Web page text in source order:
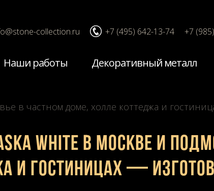
collection.ru +7 (495) 642-13-74 +7
Наши работы Декоративный металл
в частном доме, холле коттеджа и
White в Москве и
и гостиницах —